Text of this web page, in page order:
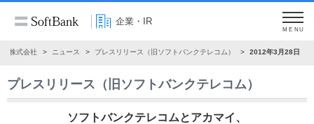
企業・IR
MENU
ク株式会社 ニュース プレスリリース（旧ソフトバンクテレコム） 2012年3月28日
プレスリリース（旧ソフトバンクテレコム）
ソフトバンクテレコムとアカマイ、